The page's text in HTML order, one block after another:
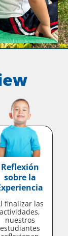
Reflexión
sobre la
finalizar las
actividades,
nuestros
estudiantes